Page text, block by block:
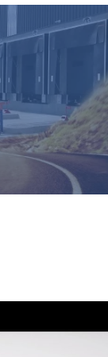
które zebrali w